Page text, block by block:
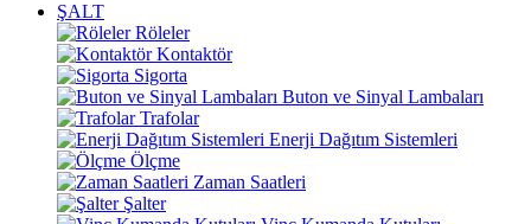
ŞALT
Röleler
Kontaktör
Sigorta
Buton ve Sinyal Lambaları
Trafolar
Enerji Dağıtım Sistemleri
Ölçme
Zaman Saatleri
Şalter